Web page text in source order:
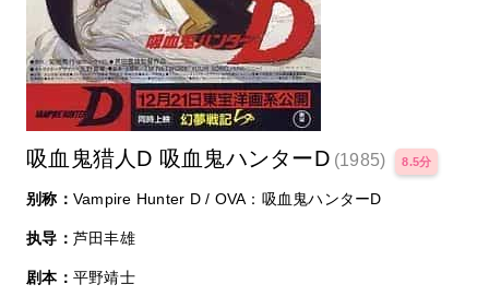
吸血鬼猎人D 吸血鬼ハンターD (1985) 8.5分
别称： Vampire Hunter D / OVA：吸血鬼ハンターD
执导： 芦田丰雄
剧本： 平野靖士